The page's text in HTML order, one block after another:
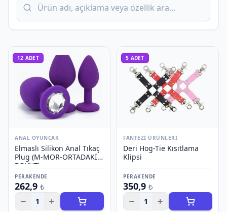
12 ADET
ANAL OYUNCAK
Elmaslı Silikon Anal Tıkaç
Plug (M-MOR-ORTADAKİ
BOYUT)
PERAKENDE
262,9 ₺
1
5 ADET
FANTEZI ÜRÜNLERI
Deri Hog-Tie Kısıtlama
Klipsi
PERAKENDE
350,9 ₺
1